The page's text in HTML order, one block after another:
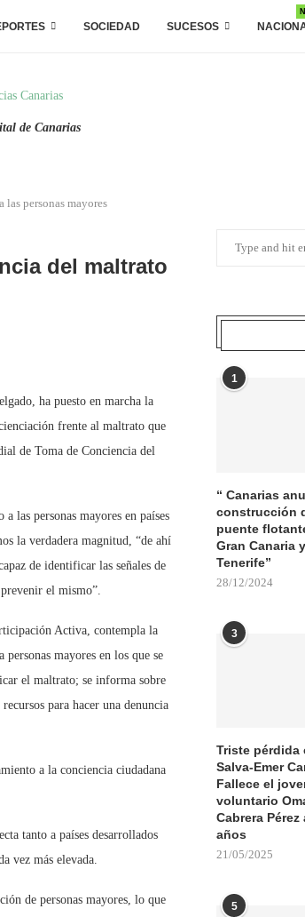
SOCIEDAD SUCESOS
de Canarias
personas mayores
del maltrato
ha puesto en marcha la
frente al maltrato que
de Toma de Conciencia del
las personas mayores en países
la verdadera magnitud, “de ahí
de identificar las señales de
el mismo”.
Activa, contempla la
mayores en los que se
el maltrato; se informa sobre
para hacer una denuncia
a la conciencia ciudadana
tanto a países desarrollados
vez más elevada.
de personas mayores, lo que
1
“ Canarias
construcción
puente
Gran Canaria y
Tenerife”
28/12/2024
3
Triste pérdida
Salva-Emer
Fallece el
voluntario
Cabrera Pérez
años
21/05/2025
5